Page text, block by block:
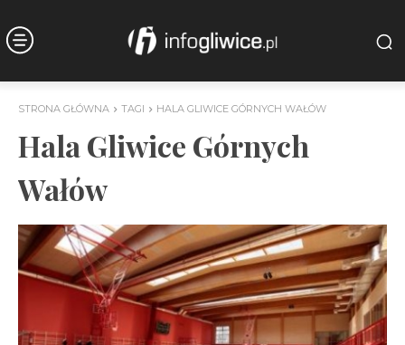
STRONA GŁÓWNA TAGI HALA GLIWICE GÓRNYCH WAŁÓW
Hala Gliwice Górnych
Wałów